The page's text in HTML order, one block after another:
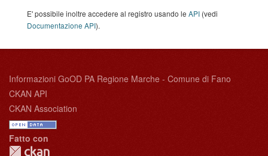
E' possibile inoltre accedere al registro usando le API (vedi
Documentazione API).
Informazioni GoOD PA Regione Marche - Comune di Fano
CKAN API
CKAN Association
Fatto con